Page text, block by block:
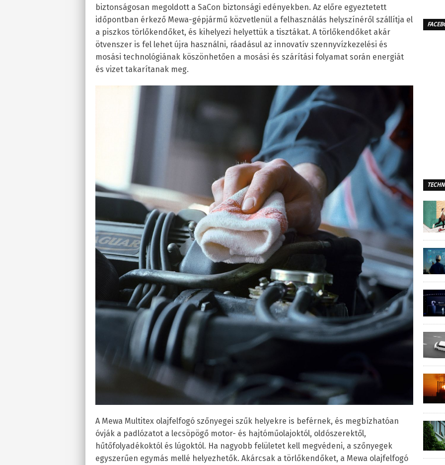
biztonságosan megoldott a SaCon biztonsági edényekben. Az előre egyeztetett
időpontban érkező Mewa-gépjármű közvetlenül a felhasználás helyszínéről szállítja el
a piszkos törlőkendőket, és kihelyezi helyettük a tisztákat. A törlőkendőket akár
ötvenszer is fel lehet újra használni, ráadásul az innovatív szennyvízkezelési és
mosási technológiának köszönhetően a mosási és szárítási folyamat során energiát
és vizet takarítanak meg.
A Mewa Multitex olajfelfogó szőnyegei szűk helyekre is beférnek, és megbízhatóan
óvják a padlózatot a lecsöpögő motor- és hajtóműolajoktól, oldószerektől,
hűtőfolyadékoktól és lúgoktól. Ha nagyobb felületet kell megvédeni, a szőnyegek
egyszerűen egymás mellé helyezhetők. Akárcsak a törlőkendőket, a Mewa olajfelfogó